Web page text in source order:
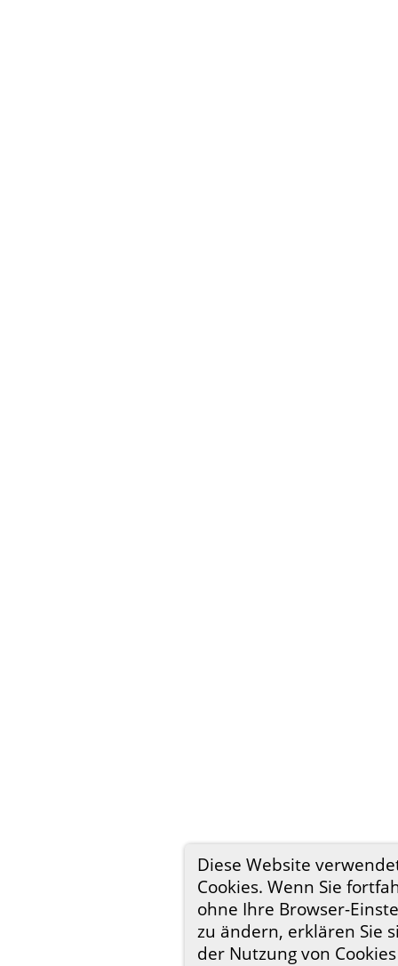
Diese Website
Cookies. Wenn Sie
ohne Ihre Browser-
zu ändern, erklären Sie
der Nutzung von Cookies